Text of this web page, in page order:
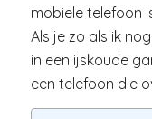
mobiele telefoon
Als je zo als ik
in een ijskoude
een telefoon die